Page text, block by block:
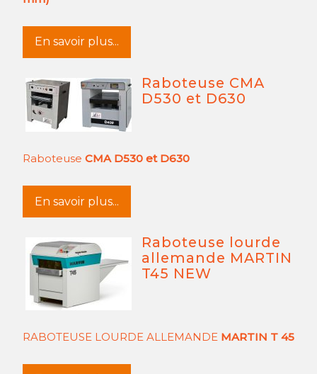
En savoir plus...
Raboteuse CMA
D530 et D630
Raboteuse CMA D530 et D630
En savoir plus...
Raboteuse lourde
allemande MARTIN
T45 NEW
RABOTEUSE LOURDE ALLEMANDE MARTIN T 45